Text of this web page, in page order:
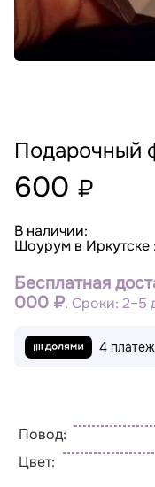
Подарочный
600 ₽
В наличии:
Шоурум в Иркутске
Бесплатная
000 ₽. Сроки: 2–5
4
Повод:
Цвет: